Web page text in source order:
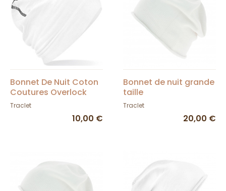
Bonnet De Nuit Coton
Coutures Overlock
Blanc
Traclet
10,00 €
Bonnet de nuit grande
taille
Traclet
20,00 €